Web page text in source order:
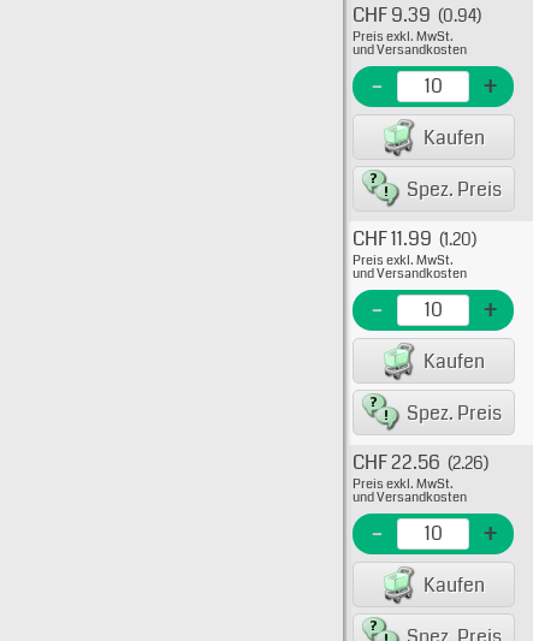
EME
CHF 9.39 (0.94)
Preis exkl. MwSt.
und Versandkosten
- +
Kaufen
Spez. Preis
EME
CHF 11.99 (1.20)
Preis exkl. MwSt.
und Versandkosten
- +
Kaufen
Spez. Preis
Typ:
EME
CHF 22.56 (2.26)
Preis exkl. MwSt.
und Versandkosten
- +
Kaufen